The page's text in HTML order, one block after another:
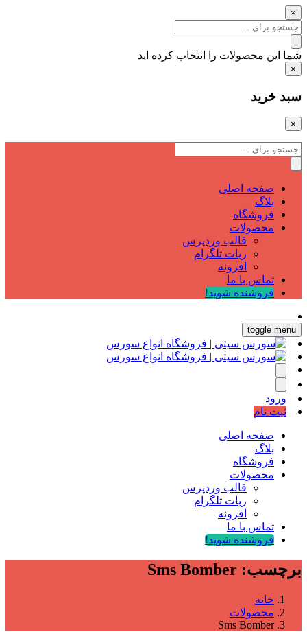
×
شما این محصولات را انتخاب کرده اید
×
سبد خرید
×
صفحه اصلی
بلاگ
فروشگاه
محصولات
قالب وردپرس
ربات تلگرام
افزونه
تماس با ما
فروشنده شوید!
toggle menu
ورود
ثبت نام
صفحه اصلی
بلاگ
فروشگاه
محصولات
قالب وردپرس
ربات تلگرام
افزونه
تماس با ما
فروشنده شوید!
برچسب: Sms Bomber
خانه
محصولات
Sms Bomber